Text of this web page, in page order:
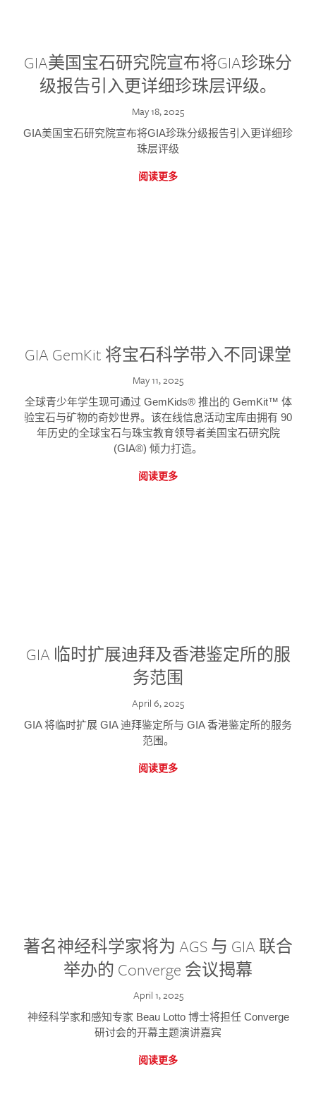
GIA美国宝石研究院宣布将GIA珍珠分
级报告引入更详细珍珠层评级。
May 18, 2025
GIA美国宝石研究院宣布将GIA珍珠分级报告引入更详细珍
珠层评级
阅读更多
GIA GemKit 将宝石科学带入不同课堂
May 11, 2025
全球青少年学生现可通过 GemKids® 推出的 GemKit™ 体
验宝石与矿物的奇妙世界。该在线信息活动宝库由拥有 90
年历史的全球宝石与珠宝教育领导者美国宝石研究院
(GIA®) 倾力打造。
阅读更多
GIA 临时扩展迪拜及香港鉴定所的服
务范围
April 6, 2025
GIA 将临时扩展 GIA 迪拜鉴定所与 GIA 香港鉴定所的服务
范围。
阅读更多
著名神经科学家将为 AGS 与 GIA 联合
举办的 Converge 会议揭幕
April 1, 2025
神经科学家和感知专家 Beau Lotto 博士将担任 Converge
研讨会的开幕主题演讲嘉宾
阅读更多